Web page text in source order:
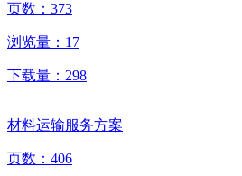
页数： 373
浏览量： 17
下载量： 298
材料运输服务方案
页数： 406